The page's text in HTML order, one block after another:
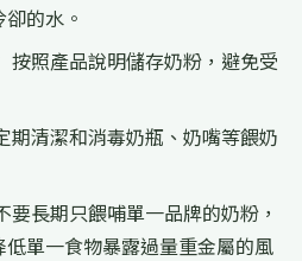
的水。
按照產品說明儲存奶粉，避免受
期清潔和消毒奶瓶、奶嘴等餵奶
要長期只餵哺單一品牌的奶粉，
單一食物暴露過量重金屬的風